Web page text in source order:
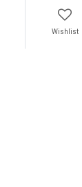
Wishlist